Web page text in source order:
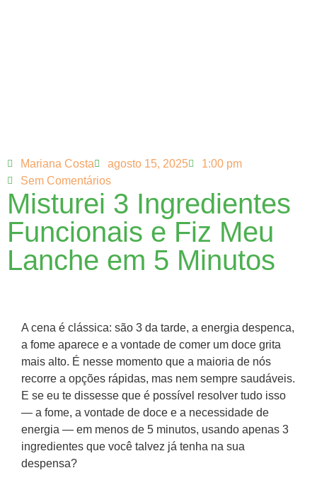
Mariana Costa agosto 15, 2025
1:00 pm
Sem Comentários
Misturei 3 Ingredientes
Funcionais e Fiz Meu
Lanche em 5 Minutos
A cena é clássica: são 3 da tarde, a energia despenca,
a fome aparece e a vontade de comer um doce grita
mais alto. É nesse momento que a maioria de nós
recorre a opções rápidas, mas nem sempre saudáveis.
E se eu te dissesse que é possível resolver tudo isso
— a fome, a vontade de doce e a necessidade de
energia — em menos de 5 minutos, usando apenas 3
ingredientes que você talvez já tenha na sua
despensa?